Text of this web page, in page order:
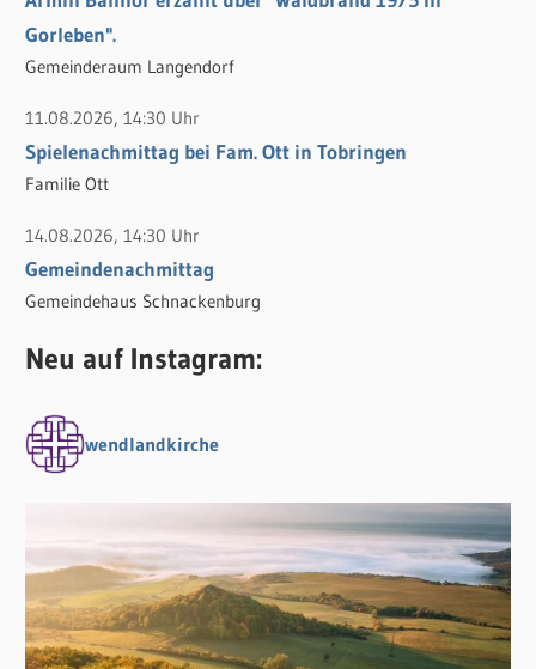
Gorleben".
Gemeinderaum Langendorf
11.08.2026, 14:30 Uhr
Spielenachmittag bei Fam. Ott in Tobringen
Familie Ott
14.08.2026, 14:30 Uhr
Gemeindenachmittag
Gemeindehaus Schnackenburg
Neu auf Instagram:
wendlandkirche